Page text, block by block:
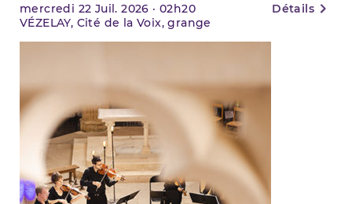
mercredi 22 Juil. 2026 ·02h20
VÉZELAY, Cité de la Voix, grange
Détails